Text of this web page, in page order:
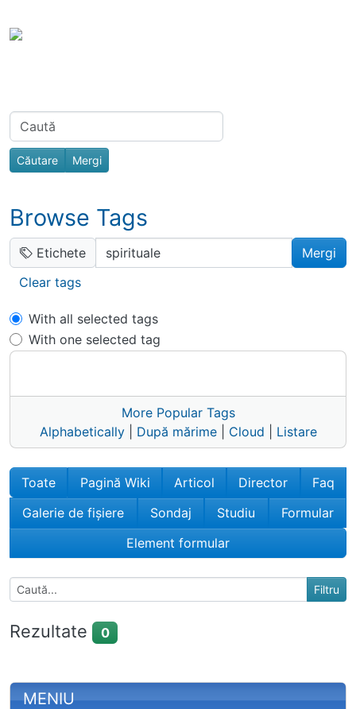
Related content
Find
Browse Tags
Etichete
Clear tags
With all selected tags
With one selected tag
More Popular Tags
Alphabetically| După mărime| Cloud Listare
Toate Pagină Wiki Articol Director
Faq
Galerie de fișiere
Sondaj Studiu
Formular
Element formular
Rezultate 0
More content and functionality (left
MENIU